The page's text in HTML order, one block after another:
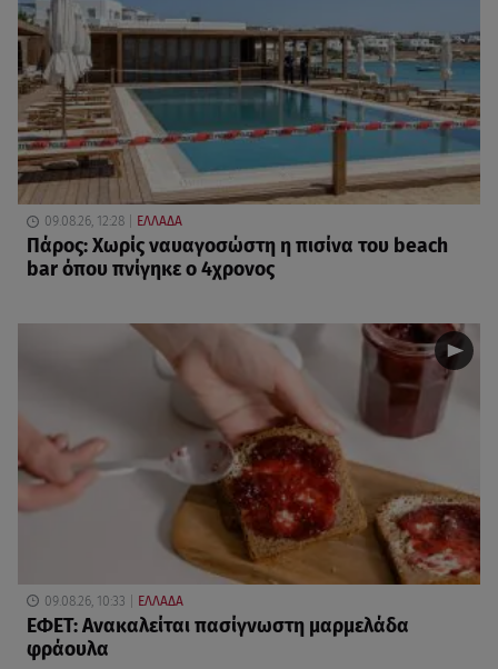
09.08.26, 12:28 ΕΛΛΑΔΑ
Πάρος: Χωρίς ναυαγοσώστη η πισίνα του beach
bar όπου πνίγηκε ο 4χρονος
09.08.26, 10:33 ΕΛΛΑΔΑ
ΕΦΕΤ: Ανακαλείται πασίγνωστη μαρμελάδα
φράουλα